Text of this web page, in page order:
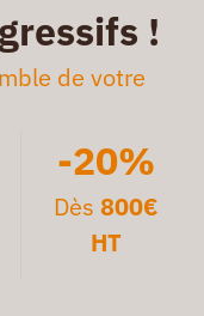
!
de votre
-20%
Dès 800€
HT